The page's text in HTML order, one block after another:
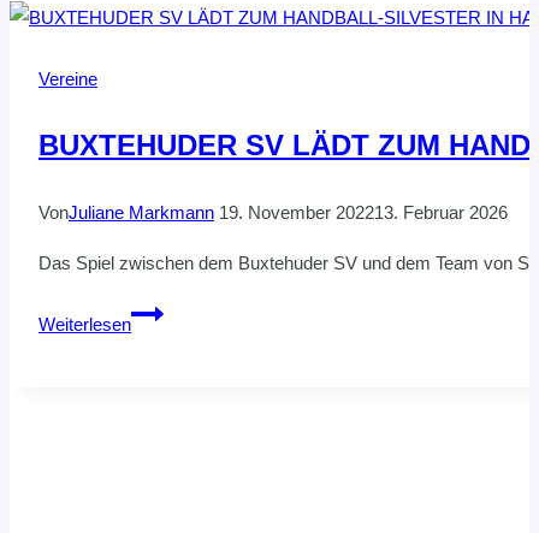
Vereine
BUXTEHUDER SV LÄDT ZUM
VonJuliane Markmann 19. November 202213. Februar 2026
Das Spiel zwischen dem Buxtehuder SV und dem Team von
Weiterlesen
BUXTEHUDER